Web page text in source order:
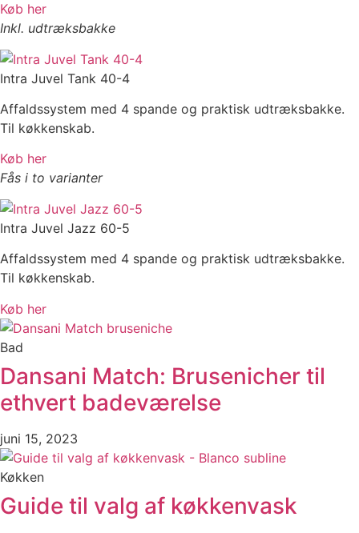
Køb her
Inkl. udtræksbakke
Intra Juvel Tank 40-4
Affaldssystem med 4 spande og praktisk udtræksbakke.
Til køkkenskab.
Køb her
Fås i to varianter
Intra Juvel Jazz 60-5
Affaldssystem med 4 spande og praktisk udtræksbakke.
Til køkkenskab.
Køb her
Bad
Dansani Match: Brusenicher til
ethvert badeværelse
juni 15, 2023
Køkken
Guide til valg af køkkenvask